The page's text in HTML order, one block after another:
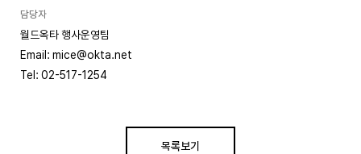
담당자
월드옥타 행사운영팀
Email: mice@okta.net
Tel: 02-517-1254
목록보기